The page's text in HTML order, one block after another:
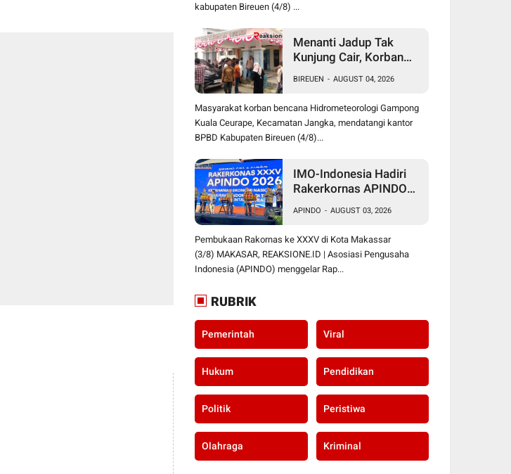
kabupaten Bireuen (4/8) ...
Menanti Jadup Tak
Kunjung Cair, Korban
Geruduk BPBD Bireuen:
"Kami Dibola-bolai"
BIREUEN - AUGUST 04, 2026
Masyarakat korban bencana Hidrometeorologi Gampong
Kuala Ceurape, Kecamatan Jangka, mendatangi kantor
BPBD Kabupaten Bireuen (4/8)...
IMO-Indonesia Hadiri
Rakerkornas APINDO
APINDO - AUGUST 03, 2026
Pembukaan Rakornas ke XXXV di Kota Makassar
(3/8) MAKASAR, REAKSIONE.ID | Asosiasi Pengusaha
Indonesia (APINDO) menggelar Rap...
RUBRIK
Pemerintah Viral
Hukum Pendidikan
Politik Peristiwa
Olahraga Kriminal